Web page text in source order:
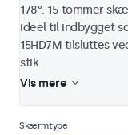
178°. 15-tommer
ideel til indbygget
15HD7M tilsluttes
stik.
Vis mere
Skærmtype